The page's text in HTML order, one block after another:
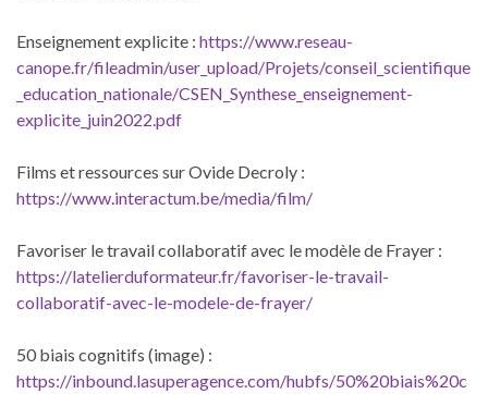
Enseignement explicite : https://www.reseau-
canope.fr/fileadmin/user_upload/Projets/conseil_scientifique
_education_nationale/CSEN_Synthese_enseignement-
explicite_juin2022.pdf
Films et ressources sur Ovide Decroly :
https://www.interactum.be/media/film/
Favoriser le travail collaboratif avec le modèle de Frayer :
https://latelierduformateur.fr/favoriser-le-travail-
collaboratif-avec-le-modele-de-frayer/
50 biais cognitifs (image) :
https://inbound.lasuperagence.com/hubfs/50%20biais%20c